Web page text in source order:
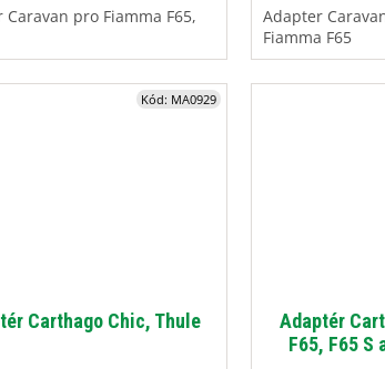
Caravan pro Fiamma F65,
Adapter
Fiamma F65
Carthago Chic, Thule
Kód: MA0929
Adaptér
F65, F65 S